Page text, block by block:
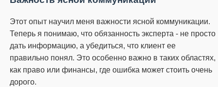
Этот опыт научил меня важности ясной коммуникации.
Теперь я понимаю, что обязанность эксперта - не просто
дать информацию, а убедиться, что клиент ее
правильно понял. Это особенно важно в таких областях,
как право или финансы, где ошибка может стоить очень
дорого.